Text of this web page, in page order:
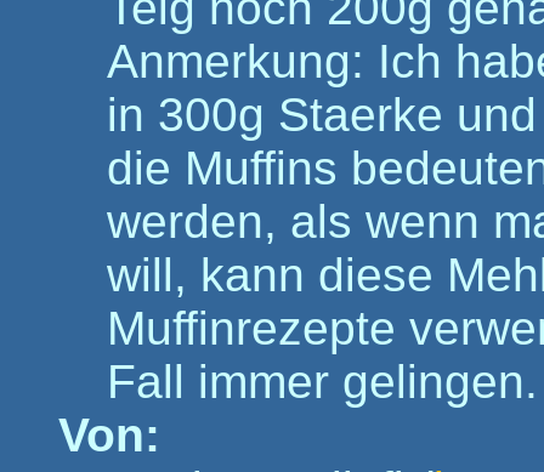
Anmerkung: Ich
in 300g Staerke
die Muffins
werden, als wenn
will, kann diese
Muffinrezepte
Fall immer gelingen.
Von: